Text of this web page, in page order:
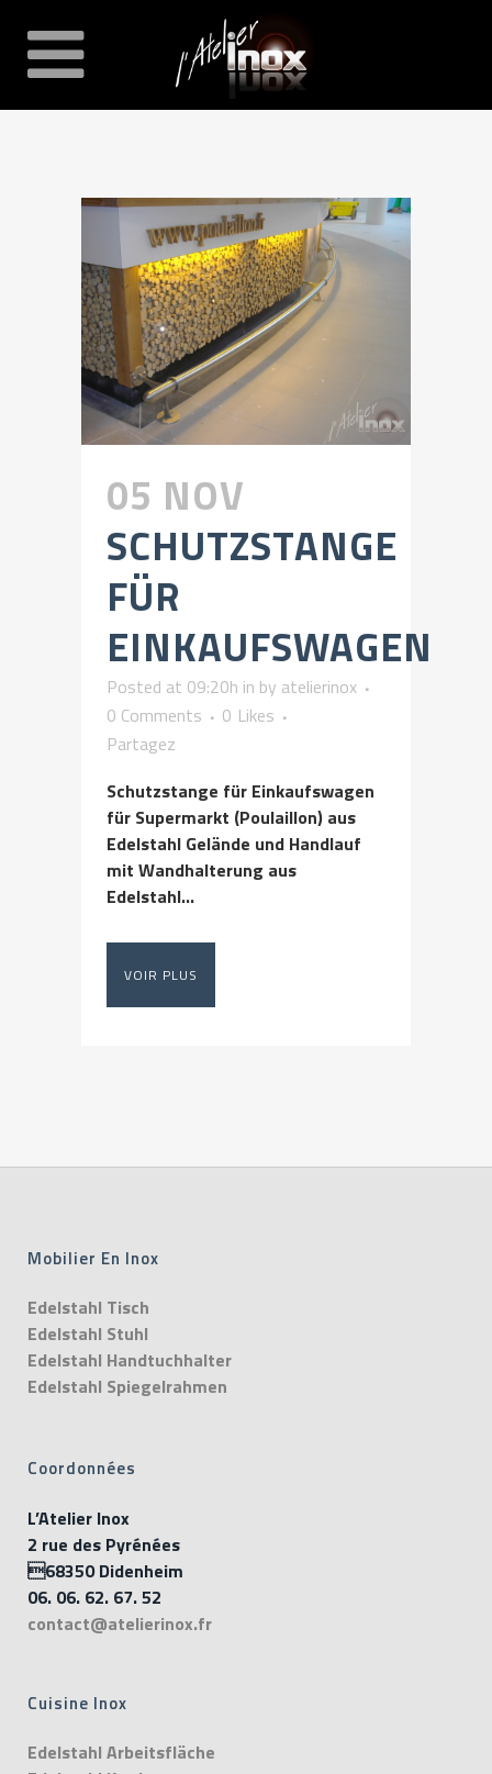
05 NOV
SCHUTZSTANGE
FÜR
EINKAUFSWAGEN
Posted at 09:20h in by atelierinox
0 Comments
0 Likes
Partagez
Schutzstange für Einkaufswagen
für Supermarkt (Poulaillon) aus
Edelstahl Gelände und Handlauf
mit Wandhalterung aus
Edelstahl...
VOIR PLUS
Mobilier En Inox
Edelstahl Tisch
Edelstahl Stuhl
Edelstahl Handtuchhalter
Edelstahl Spiegelrahmen
Coordonnées
L’Atelier Inox
2 rue des Pyrénées
68350 Didenheim
06. 06. 62. 67. 52
contact@atelierinox.fr
Cuisine Inox
Edelstahl Arbeitsfläche